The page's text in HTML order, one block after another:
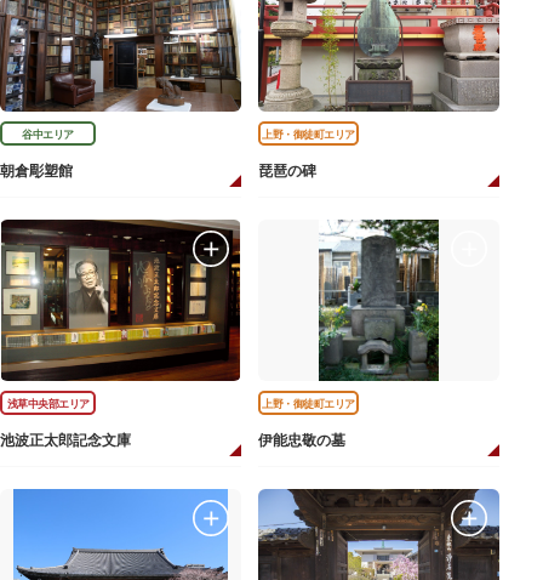
谷中エリア
朝倉彫塑館
上野・御徒町エリア
琵琶の碑
浅草中央部エリア
池波正太郎記念文庫
上野・御徒町エリア
伊能忠敬の墓